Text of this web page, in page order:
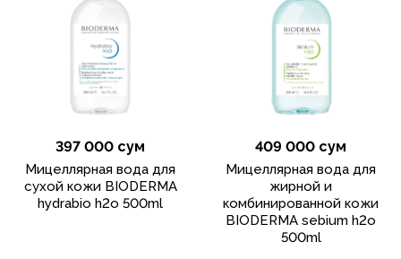
397 000 сум
Мицеллярная вода для
сухой кожи BIODERMA
hydrabio h2o 500ml
409 000 сум
Мицеллярная вода для
жирной и
комбинированной кожи
BIODERMA sebium h2o
500ml